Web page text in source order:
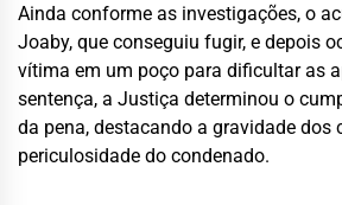
Ainda conforme as investigações, o
Joaby, que conseguiu fugir, e depois
vítima em um poço para dificultar as
sentença, a Justiça determinou o
da pena, destacando a gravidade dos
periculosidade do condenado.